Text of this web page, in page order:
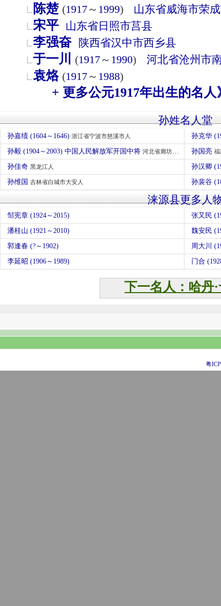
陈楚 (1917～ 1999) 山东省威海市荣
宋平 山东省日照市莒县
李强奋 陕西省汉中市西乡县
于一川 (1917～ 1990) 河北省沧州市
袁烙 (1917～ 1988)
+ 更多公元1917年出生的名人
孙姓名人堂
孙嘉绩 (1604～1646) 浙江省宁波市慈溪市人 孙克华
孙毅 (1904～2003) 中国人民解放军开国中将 河北省廊坊市大城县人 孙国亮
孙佳奇 黑龙江人 孙汉卿
孙维国 吉林省白城市大安人 孙裴谷
涞源县更多人
邹宪章 (1924～2015) 张又民
潘桂山 (1921～2010) 魏安民
郭逢春 (?～1902) 周大川
李延昭 (1906～1989) 门合
下一名人：哈丹
粤